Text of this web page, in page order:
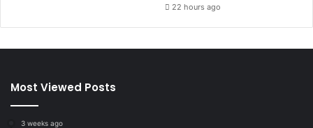
22 hours ago
Most Viewed Posts
3 weeks ago